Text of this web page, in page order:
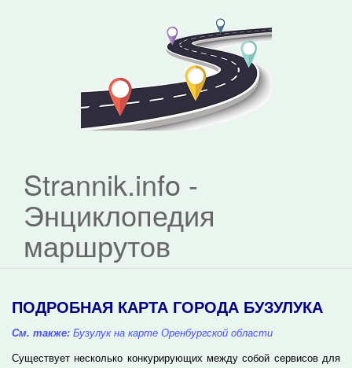
Strannik.info -
Энциклопедия
маршрутов
ПОДРОБНАЯ КАРТА ГОРОДА БУЗУЛУКА
См. также: Бузулук на карте Оренбургской области
Существует несколько конкурирующих между собой сервисов для